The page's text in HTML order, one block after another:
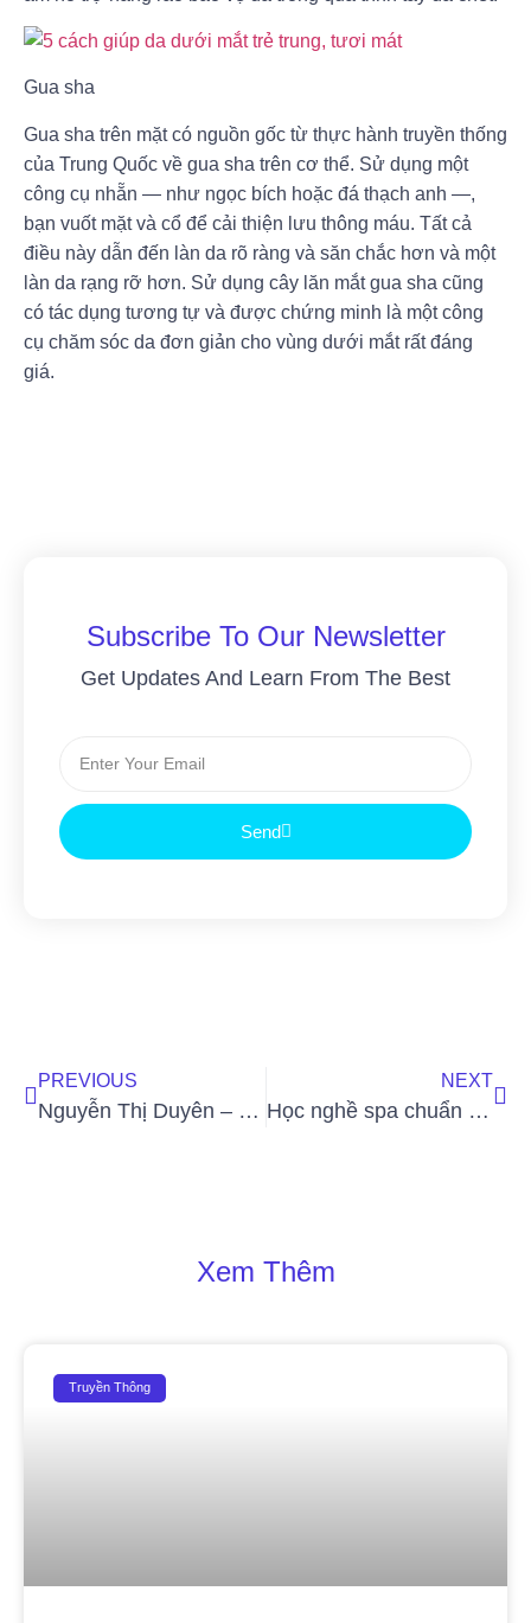
Gua sha
Gua sha trên mặt có nguồn gốc từ thực hành truyền thống
của Trung Quốc về gua sha trên cơ thể. Sử dụng một
công cụ nhẵn — như ngọc bích hoặc đá thạch anh —,
bạn vuốt mặt và cổ để cải thiện lưu thông máu. Tất cả
điều này dẫn đến làn da rõ ràng và săn chắc hơn và một
làn da rạng rỡ hơn. Sử dụng cây lăn mắt gua sha cũng
có tác dụng tương tự và được chứng minh là một công
cụ chăm sóc da đơn giản cho vùng dưới mắt rất đáng
giá.
Subscribe To Our Newsletter
Get Updates And Learn From The Best
Send
PREVIOUS
Nguyễn Thị Duyên – Kiên định theo đuổi con đường làm đẹp an toàn
NEXT
Học nghề spa chuẩn chất lượng Nhật Bản tại Aya Academy
Xem Thêm
Truyền Thông